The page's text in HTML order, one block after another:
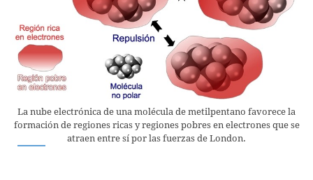
La nube electrónica de una molécula de metilpentano favorece la
formación de regiones ricas y regiones pobres en electrones que se
atraen entre sí por las fuerzas de London.